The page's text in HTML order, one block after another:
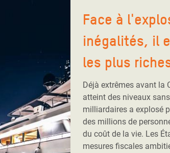
Face à
inégalités, il
les plus
Déjà extrêmes avant la
atteint des niveaux
milliardaires a explosé
des millions de
du coût de la vie. Les
mesures fiscales